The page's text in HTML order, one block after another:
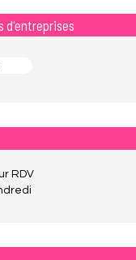
d'entreprises
RDV